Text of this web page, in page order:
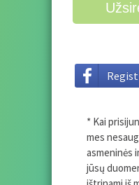
* Kai
mes
asmeninės
jūsų